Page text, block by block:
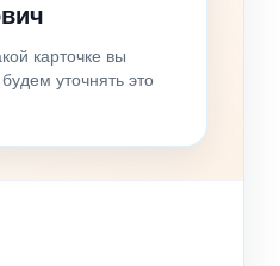
карточке вы
уточнять это